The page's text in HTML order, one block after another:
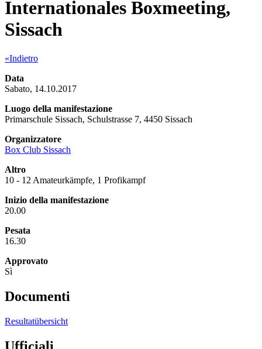
Internationales Boxmeeting,
Sissach
«Indietro
Data
Sabato, 14.10.2017
Luogo della manifestazione
Primarschule Sissach, Schulstrasse 7, 4450 Sissach
Organizzatore
Box Club Sissach
Altro
10 - 12 Amateurkämpfe, 1 Profikampf
Inizio della manifestazione
20.00
Pesata
16.30
Approvato
Sì
Documenti
Resultatübersicht
Ufficiali